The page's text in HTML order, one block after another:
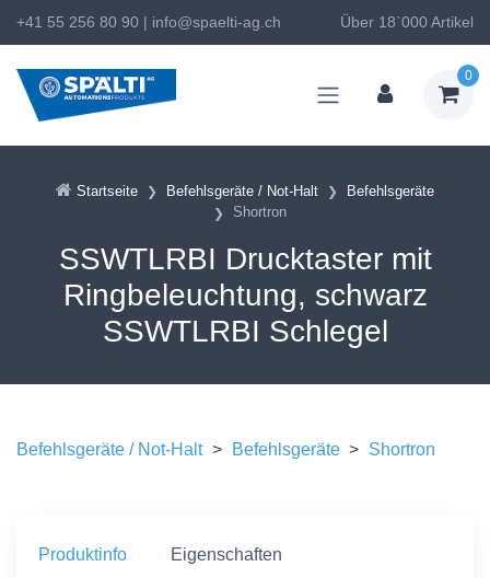
+41 55 256 80 90 | info@spaelti-ag.ch Über 18`000 Artikel
0
Startseite Befehlsgeräte / Not-Halt
Befehlsgeräte
Shortron
SSWTLRBI Drucktaster mit
Ringbeleuchtung, schwarz
SSWTLRBI Schlegel
Befehlsgeräte / Not-Halt > Befehlsgeräte > Shortron
Produktinfo Eigenschaften